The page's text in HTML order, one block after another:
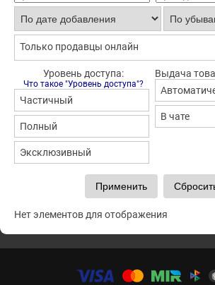
Только продавцы онлайн
Уровень доступа:
Что такое "Уровень доступа"?
Частичный
Полный
Эксклюзивный
Выдача
В чате
Нет элементов для отображения